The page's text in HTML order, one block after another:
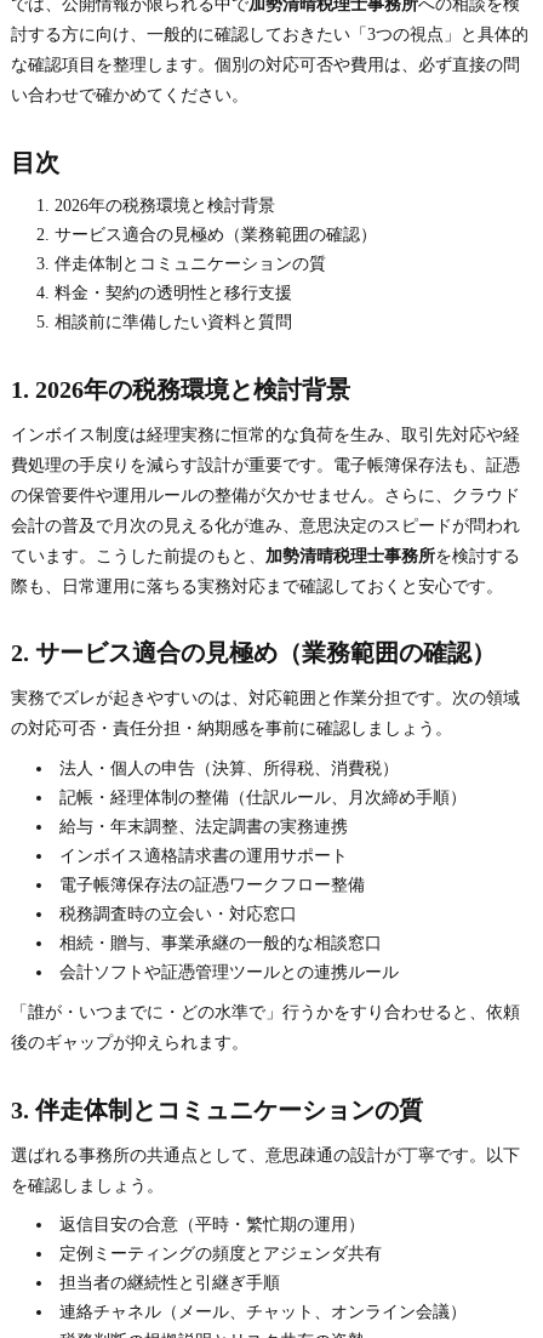
では、公開情報が限られる中で加勢清晴税理士事務所への相談を検
討する方に向け、一般的に確認しておきたい「3つの視点」と具体的
な確認項目を整理します。個別の対応可否や費用は、必ず直接の問
い合わせで確かめてください。
目次
2026年の税務環境と検討背景
サービス適合の見極め（業務範囲の確認）
伴走体制とコミュニケーションの質
料金・契約の透明性と移行支援
相談前に準備したい資料と質問
1. 2026年の税務環境と検討背景
インボイス制度は経理実務に恒常的な負荷を生み、取引先対応や経
費処理の手戻りを減らす設計が重要です。電子帳簿保存法も、証憑
の保管要件や運用ルールの整備が欠かせません。さらに、クラウド
会計の普及で月次の見える化が進み、意思決定のスピードが問われ
ています。こうした前提のもと、 加勢清晴税理士事務所を検討する
際も、日常運用に落ちる実務対応まで確認しておくと安心です。
2. サービス適合の見極め（業務範囲の確認）
実務でズレが起きやすいのは、対応範囲と作業分担です。次の領域
の対応可否・責任分担・納期感を事前に確認しましょう。
法人・個人の申告（決算、所得税、消費税）
記帳・経理体制の整備（仕訳ルール、月次締め手順）
給与・年末調整、法定調書の実務連携
インボイス適格請求書の運用サポート
電子帳簿保存法の証憑ワークフロー整備
税務調査時の立会い・対応窓口
相続・贈与、事業承継の一般的な相談窓口
会計ソフトや証憑管理ツールとの連携ルール
「誰が・いつまでに・どの水準で」行うかをすり合わせると、依頼
後のギャップが抑えられます。
3. 伴走体制とコミュニケーションの質
選ばれる事務所の共通点として、意思疎通の設計が丁寧です。以下
を確認しましょう。
返信目安の合意（平時・繁忙期の運用）
定例ミーティングの頻度とアジェンダ共有
担当者の継続性と引継ぎ手順
連絡チャネル（メール、チャット、オンライン会議）